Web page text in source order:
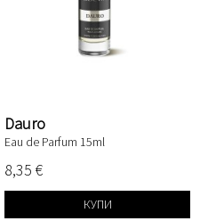
Dauro
Eau de Parfum 15ml
8,35 €
КУПИ